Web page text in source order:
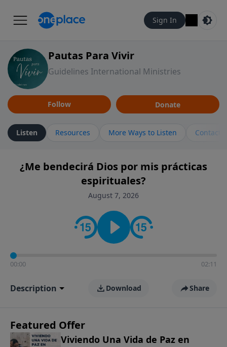
Sign In
Pautas Para Vivir
Guidelines International Ministries
Follow Donate
Listen Resources More Ways to Listen Contact
¿Me bendecirá Dios por mis prácticas
espirituales?
August 7, 2026
00:00 02:11
Description Download Share
Featured Offer
Viviendo Una Vida de Paz en